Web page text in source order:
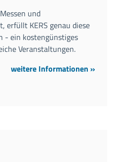
und
erfüllt KERS genau diese
- ein kostengünstiges
Veranstaltungen.
weitere Informationen »